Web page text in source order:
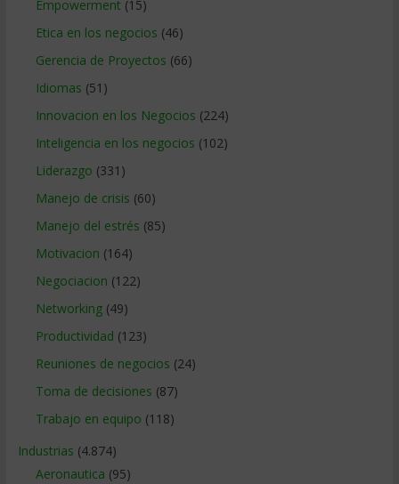
Empowerment (15)
Etica en los negocios (46)
Gerencia de Proyectos (66)
Idiomas (51)
Innovacion en los Negocios (224)
Inteligencia en los negocios (102)
Liderazgo (331)
Manejo de crisis (60)
Manejo del estrés (85)
Motivacion (164)
Negociacion (122)
Networking(49)
Productividad (123)
Reuniones de negocios (24)
Toma de decisiones (87)
Trabajo en equipo (118)
Industrias (4.874)
Aeronautica (95)